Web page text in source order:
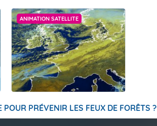
ANIMATION SATELLITE
POUR PRÉVENIR LES FEUX DE FORÊTS ?